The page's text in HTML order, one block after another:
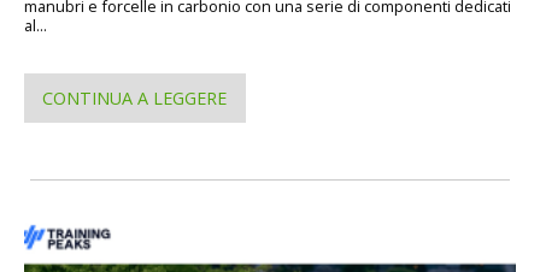
manubri e forcelle in carbonio con una serie di componenti dedicati
al...
CONTINUA A LEGGERE